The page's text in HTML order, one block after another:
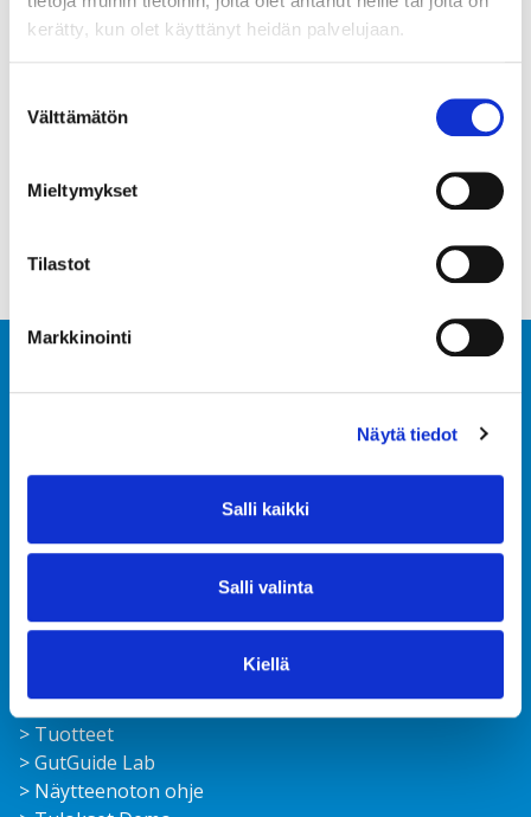
kerätty, kun olet käyttänyt heidän palvelujaan.
valinta
Välttämätön
Mieltymykset
Tilastot
Markkinointi
Näytä tiedot
Salli kaikki
Salli valinta
Kiellä
toivotuilta bakteereilta ja viruksilta. S. salivarius M18 -
osuutta 4 vk:n aikana. (Salminen S. 2017. HY
Lue lisää
FAQ
Tietoturvaseloste
> Suolisto­mikrobisto­analyysit
> Tuotteet
> GutGuide Lab
> Näytteenoton ohje